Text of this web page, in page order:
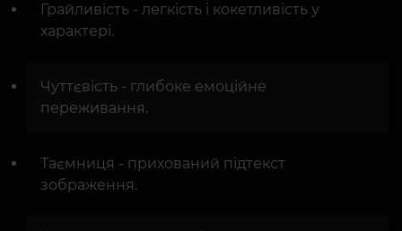
Грайливість - легкість і кокетливість у
характері.
Чуттєвість - глибоке емоційне
переживання.
Таємниця - прихований підтекст
зображення.